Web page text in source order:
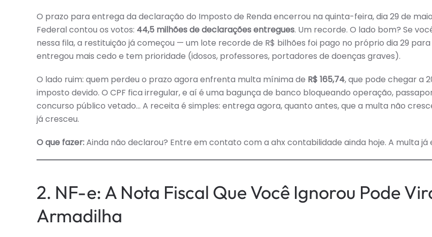
O prazo para entrega da declaração do Imposto de Renda encerrou na quinta-feira, dia 29 de
Federal contou os votos: 44,5 milhões de declarações entregues. Um recorde. O lado bom? Se
nessa fila, a restituição já começou — um lote recorde de R$ bilhões foi pago no próprio dia 29
entregou mais cedo e tem prioridade (idosos, professores, portadores de doenças graves).
O lado ruim: quem perdeu o prazo agora enfrenta multa mínima de R$ 165,74, que pode chegar a
imposto devido. O CPF fica irregular, e aí é uma bagunça de banco bloqueando operação,
concurso público vetado… A receita é simples: entrega agora, quanto antes, que a multa não
já cresceu.
O que fazer:Ainda não declarou? Entre em contato com a ahx contabilidade ainda hoje. A multa já
2. NF-e: A Nota Fiscal Que Você Ignorou Pode
Armadilha